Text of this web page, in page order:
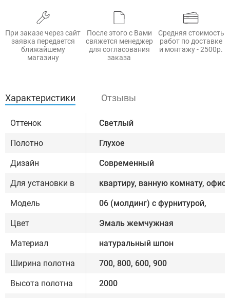
При заказе через сайт
заявка передается
ближайшему
магазину
После этого с Вами
свяжется менеджер
для согласования
заказа
Средняя стоимость
работ по доставке
и монтажу - 2500р.
Характеристики Отзывы
Оттенок Светлый
Полотно Глухое
Дизайн Современный
Для установки в квартиру, ванную комнату, офис
Модель 06 (молдинг) с фурнитурой,
Цвет Эмаль жемчужная
Материал натуральный шпон
Ширина полотна 700, 800, 600, 900
Высота полотна 2000